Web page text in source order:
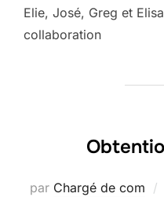
Elie, José, Greg et
collaboration
par Chargé de com